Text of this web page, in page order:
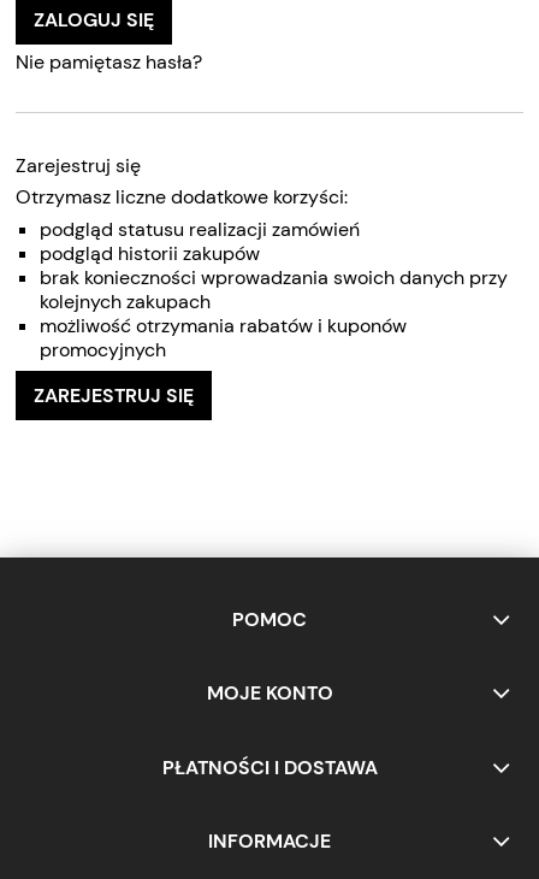
ZALOGUJ SIĘ
Nie pamiętasz hasła?
Zarejestruj się
Otrzymasz liczne dodatkowe korzyści:
podgląd statusu realizacji zamówień
podgląd historii zakupów
brak konieczności wprowadzania swoich danych przy
kolejnych zakupach
możliwość otrzymania rabatów i kuponów
promocyjnych
ZAREJESTRUJ SIĘ
POMOC
MOJE KONTO
PŁATNOŚCI I DOSTAWA
INFORMACJE